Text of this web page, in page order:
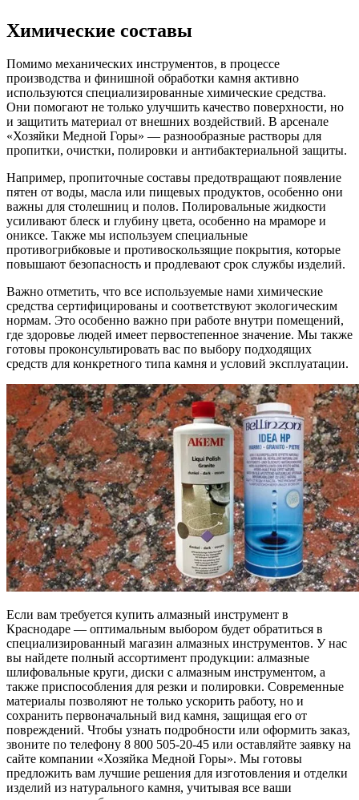
Химические составы
Помимо механических инструментов, в процессе
производства и финишной обработки камня активно
используются специализированные химические средства.
Они помогают не только улучшить качество поверхности, но
и защитить материал от внешних воздействий. В арсенале
«Хозяйки Медной Горы» — разнообразные растворы для
пропитки, очистки, полировки и антибактериальной защиты.
Например, пропиточные составы предотвращают появление
пятен от воды, масла или пищевых продуктов, особенно они
важны для столешниц и полов. Полировальные жидкости
усиливают блеск и глубину цвета, особенно на мраморе и
ониксе. Также мы используем специальные
противогрибковые и противоскользящие покрытия, которые
повышают безопасность и продлевают срок службы изделий.
Важно отметить, что все используемые нами химические
средства сертифицированы и соответствуют экологическим
нормам. Это особенно важно при работе внутри помещений,
где здоровье людей имеет первостепенное значение. Мы также
готовы проконсультировать вас по выбору подходящих
средств для конкретного типа камня и условий эксплуатации.
Если вам требуется купить алмазный инструмент в
Краснодаре — оптимальным выбором будет обратиться в
специализированный магазин алмазных инструментов. У нас
вы найдете полный ассортимент продукции: алмазные
шлифовальные круги, диски с алмазным инструментом, а
также приспособления для резки и полировки. Современные
материалы позволяют не только ускорить работу, но и
сохранить первоначальный вид камня, защищая его от
повреждений. Чтобы узнать подробности или оформить заказ,
звоните по телефону 8 800 505-20-45 или оставляйте заявку на
сайте компании «Хозяйка Медной Горы». Мы готовы
предложить вам лучшие решения для изготовления и отделки
изделий из натурального камня, учитывая все ваши